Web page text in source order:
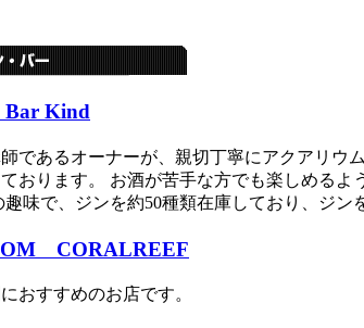
Bar Kind
であるオーナーが、親切丁寧にアクアリウ
おります。 お酒が苦手な方でも楽しめる
味で、ジンを約50種類在庫しており、ジン
CORALREEF
おすすめのお店です。